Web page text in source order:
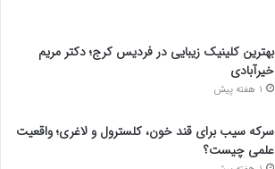
بهترین کلینیک زیبایی در فردیس کرج؛ دکتر مریم
خیرآبادی
1 هفته پیش
سرکه سیب برای قند خون، کلسترول و لاغری؛ واقعیت
علمی چیست؟